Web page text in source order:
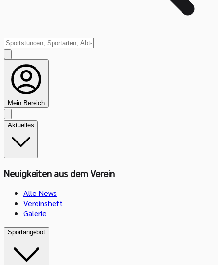
Mein Bereich
Aktuelles
Neuigkeiten aus dem Verein
Alle News
Vereinsheft
Galerie
Sportangebot